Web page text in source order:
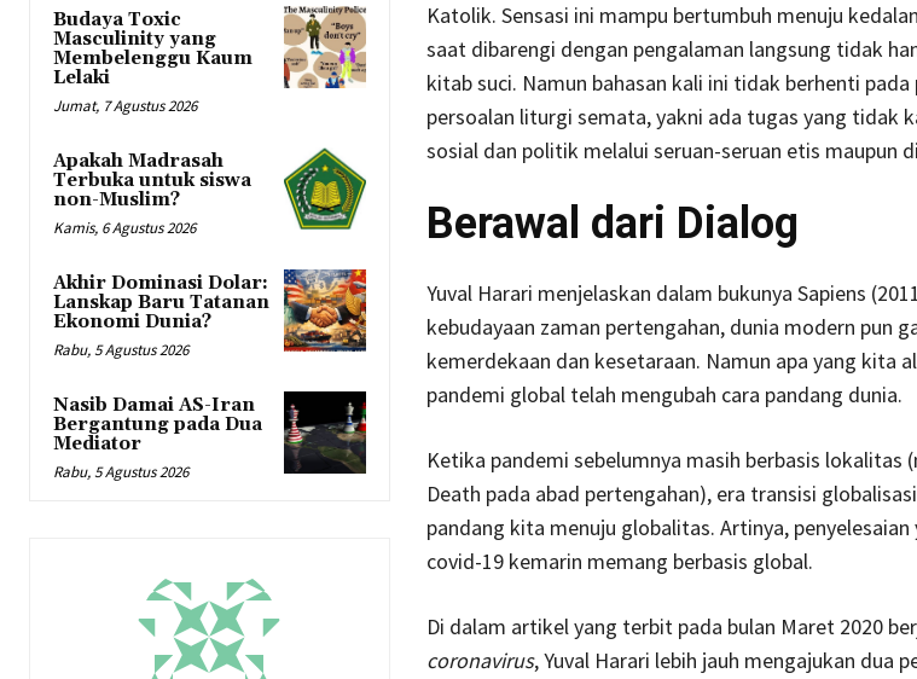
Budaya Toxic
Masculinity yang
Membelenggu Kaum
Lelaki
Jumat, 7 Agustus 2026
Apakah Madrasah
Terbuka untuk siswa
non-Muslim?
Kamis, 6 Agustus 2026
Akhir Dominasi Dolar:
Lanskap Baru Tatanan
Ekonomi Dunia?
Rabu, 5 Agustus 2026
Nasib Damai AS-Iran
Bergantung pada Dua
Mediator
Rabu, 5 Agustus 2026
Katolik. Sensasi ini mampu bertumbuh menuju
saat dibarengi dengan pengalaman langsung tidak
kitab suci. Namun bahasan kali ini tidak berhenti
persoalan liturgi semata, yakni ada tugas yang tidak
sosial dan politik melalui seruan-seruan etis maupun
Berawal dari Dialog
Yuval Harari menjelaskan dalam bukunya Sapiens
kebudayaan zaman pertengahan, dunia modern pun
kemerdekaan dan kesetaraan. Namun apa yang kita
pandemi global telah mengubah cara pandang dunia.
Ketika pandemi sebelumnya masih berbasis lokalitas
Death pada abad pertengahan), era transisi
pandang kita menuju globalitas. Artinya,
covid-19 kemarin memang berbasis global.
Di dalam artikel yang terbit pada bulan Maret 2020
coronavirus, Yuval Harari lebih jauh mengajukan dua